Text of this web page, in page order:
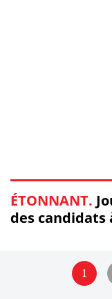
ÉTONNANT.
des candidats
1